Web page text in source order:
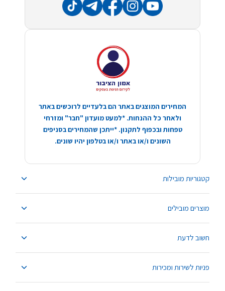
קטגוריות מובילות
מוצרים מובילים
חשוב לדעת
פניות לשירות ומכירות
המחירים המוצגים באתר הם בלעדיים לרוכשים באתר
ולאחר כל ההנחות. *למעט מועדון "חבר" ומזרחי
טפחות ובכפוף לתקנון. *ייתכן שהמחירים בסניפים
השונים ו/או באתר ו/או בטלפון יהיו שונים.